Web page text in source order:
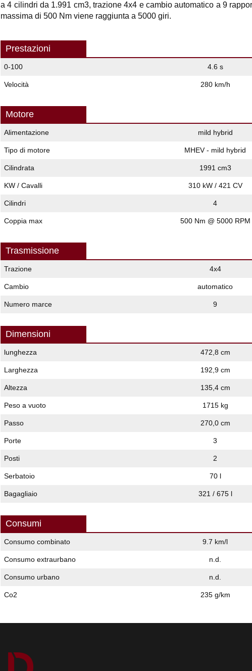
a 4 cilindri da 1.991 cm3, trazione 4x4 e cambio automatico a 9
massima di 500 Nm viene raggiunta a 5000 giri.
Prestazioni
0-100 4.6 s
Velocità 280 km/h
Motore
Alimentazione mild hybrid
Tipo di motore MHEV - mild hybrid
Cilindrata 1991 cm3
KW / Cavalli 310 kW / 421 CV
Cilindri 4
Coppia max 500 Nm @ 5000 RPM
Trasmissione
Trazione 4x4
Cambio automatico
Numero marce 9
Dimensioni
lunghezza 472,8 cm
Larghezza 192,9 cm
Altezza 135,4 cm
Peso a vuoto 1715 kg
Passo 270,0 cm
Porte 3
Posti 2
Serbatoio 70 l
Bagagliaio 321 / 675 l
Consumi
Consumo combinato 9.7 km/l
Consumo extraurbano n.d.
Consumo urbano n.d.
Co2 235 g/km